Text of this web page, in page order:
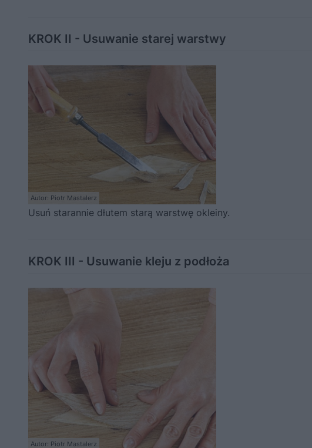
KROK II - Usuwanie starej warstwy
Autor: Piotr Mastalerz
Usuń starannie dłutem starą warstwę okleiny.
KROK III - Usuwanie kleju z podłoża
Autor: Piotr Mastalerz